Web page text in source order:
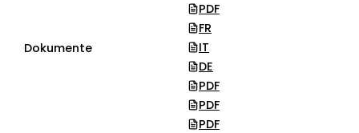
Dokumente
PDF
FR
IT
DE
PDF
PDF
PDF